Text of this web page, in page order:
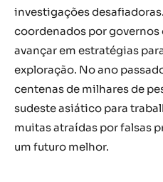
investigações
coordenados por
avançar em estratégias
exploração. No ano
centenas de milhares de
sudeste asiático para
muitas atraídas por falsas
um futuro melhor.